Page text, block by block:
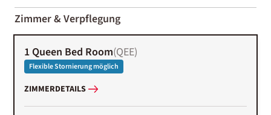
01-02
Zimmer & Verpflegung
1 Queen Bed Room(QEE)
Flexible Stornierung möglich
ZIMMERDETAILS